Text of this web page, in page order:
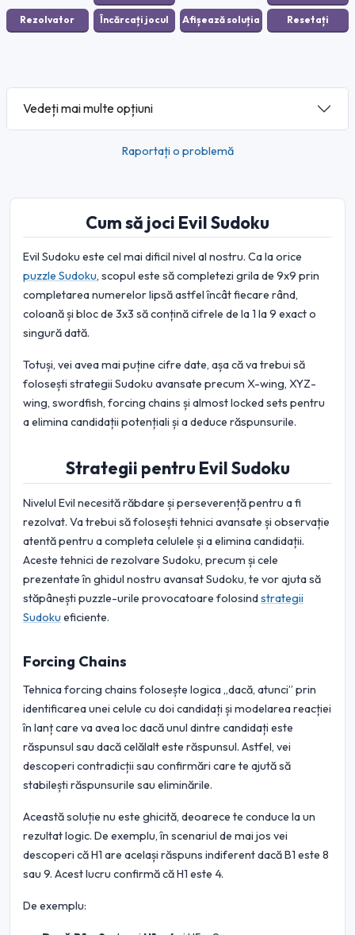
Vedeți mai multe opțiuni
Raportați o problemă
Cum să joci Evil Sudoku
Evil Sudoku este cel mai dificil nivel al nostru. Ca la orice
puzzle Sudoku, scopul este să completezi grila de 9x9 prin
completarea numerelor lipsă astfel încât fiecare rând,
coloană și bloc de 3x3 să conțină cifrele de la 1 la 9 exact o
singură dată.
Totuși, vei avea mai puține cifre date, așa că va trebui să
folosești strategii Sudoku avansate precum X-wing, XYZ-
wing, swordfish, forcing chains și almost locked sets pentru
a elimina candidații potențiali și a deduce răspunsurile.
Strategii pentru Evil Sudoku
Nivelul Evil necesită răbdare și perseverență pentru a fi
rezolvat. Va trebui să folosești tehnici avansate și observație
atentă pentru a completa celulele și a elimina candidații.
Aceste tehnici de rezolvare Sudoku, precum și cele
prezentate în ghidul nostru avansat Sudoku, te vor ajuta să
stăpânești puzzle-urile provocatoare folosindstrategii
Sudoku eficiente.
Forcing Chains
Tehnica forcing chains folosește logica „dacă, atunci” prin
identificarea unei celule cu doi candidați și modelarea reacției
în lanț care va avea loc dacă unul dintre candidați este
răspunsul sau dacă celălalt este răspunsul. Astfel, vei
descoperi contradicții sau confirmări care te ajută să
stabilești răspunsurile sau eliminările.
Această soluție nu este ghicită, deoarece te conduce la un
rezultat logic. De exemplu, în scenariul de mai jos vei
descoperi că H1 are același răspuns indiferent dacă B1 este 8
sau 9. Acest lucru confirmă că H1 este 4.
De exemplu: